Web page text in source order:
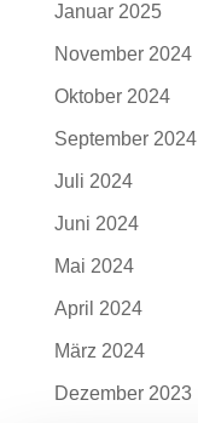
Januar 2025
November 2024
Oktober 2024
September 2024
Juli 2024
Juni 2024
Mai 2024
April 2024
März 2024
Dezember 2023